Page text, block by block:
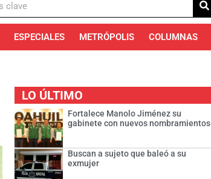
ESPECIALES METRÓPOLIS COLUMNAS
LO ÚLTIMO
Fortalece Manolo Jiménez su
gabinete con nuevos nombramientos
Buscan a sujeto que baleó a su
exmujer